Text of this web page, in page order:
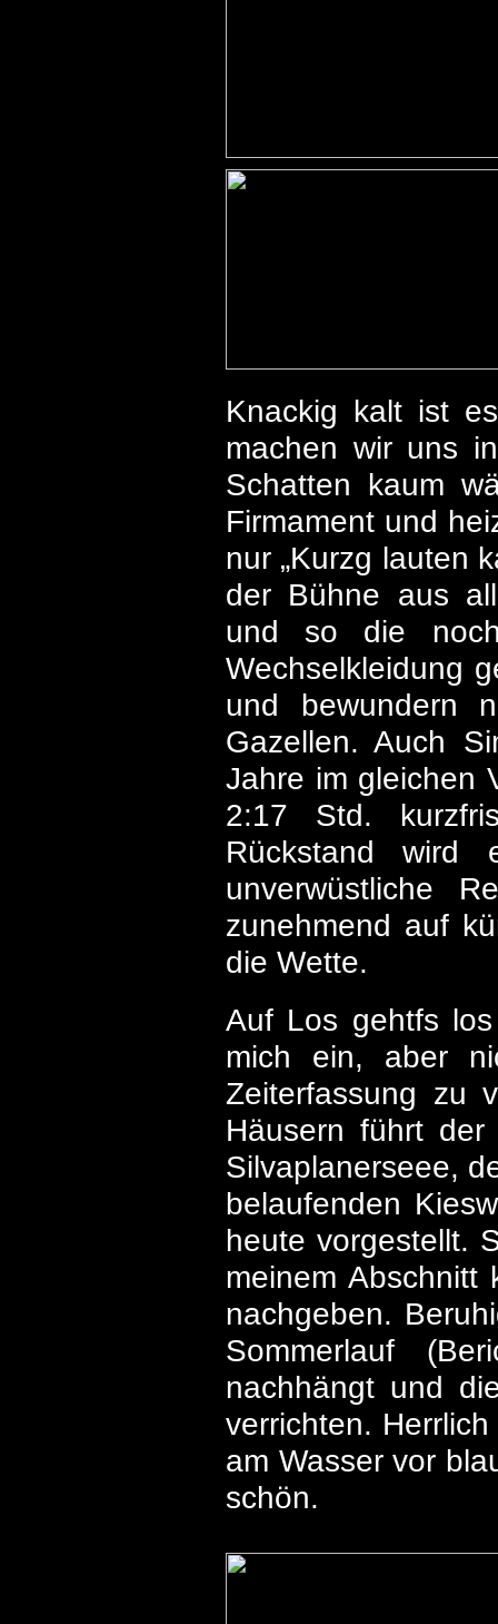
Knackig kalt ist
machen wir uns
Schatten kaum
Firmament und
nur „Kurzg
der Bühne aus
und so die
Wechselkleidung
und bewundern
Gazellen. Auch
Jahre im gleichen
2:17 Std.
Rückstand
unverwüstliche
zunehmend auf
die Wette.
Auf Los gehtfs
mich ein, aber
Zeiterfassung zu
Häusern führt
Silvaplanerseee,
belaufenden
heute vorgestellt.
meinem Abschnitt
nachgeben.
Sommerlauf
nachhängt und
verrichten.
am Wasser vor
schön.